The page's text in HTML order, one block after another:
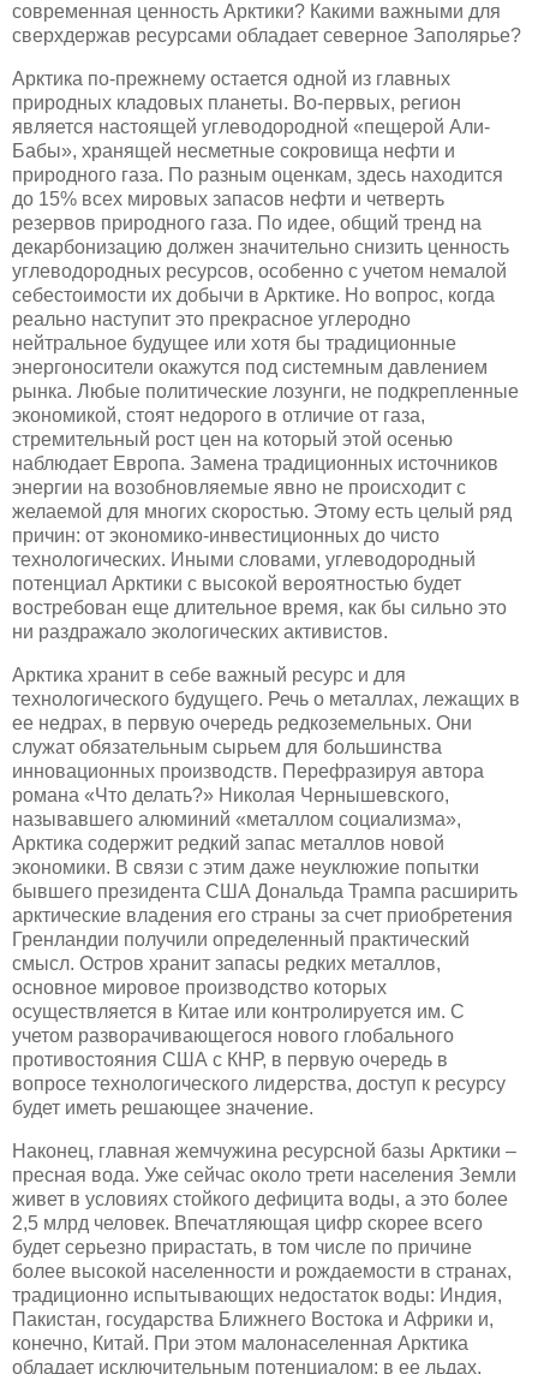
современная ценность Арктики? Какими важными для
сверхдержав ресурсами обладает северное Заполярье?
Арктика по-прежнему остается одной из главных
природных кладовых планеты. Во-первых, регион
является настоящей углеводородной «пещерой Али-
Бабы», хранящей несметные сокровища нефти и
природного газа. По разным оценкам, здесь находится
до 15% всех мировых запасов нефти и четверть
резервов природного газа. По идее, общий тренд на
декарбонизацию должен значительно снизить ценность
углеводородных ресурсов, особенно с учетом немалой
себестоимости их добычи в Арктике. Но вопрос, когда
реально наступит это прекрасное углеродно
нейтральное будущее или хотя бы традиционные
энергоносители окажутся под системным давлением
рынка. Любые политические лозунги, не подкрепленные
экономикой, стоят недорого в отличие от газа,
стремительный рост цен на который этой осенью
наблюдает Европа. Замена традиционных источников
энергии на возобновляемые явно не происходит с
желаемой для многих скоростью. Этому есть целый ряд
причин: от экономико-инвестиционных до чисто
технологических. Иными словами, углеводородный
потенциал Арктики с высокой вероятностью будет
востребован еще длительное время, как бы сильно это
ни раздражало экологических активистов.
Арктика хранит в себе важный ресурс и для
технологического будущего. Речь о металлах, лежащих в
ее недрах, в первую очередь редкоземельных. Они
служат обязательным сырьем для большинства
инновационных производств. Перефразируя автора
романа «Что делать?» Николая Чернышевского,
называвшего алюминий «металлом социализма»,
Арктика содержит редкий запас металлов новой
экономики. В связи с этим даже неуклюжие попытки
бывшего президента США Дональда Трампа расширить
арктические владения его страны за счет приобретения
Гренландии получили определенный практический
смысл. Остров хранит запасы редких металлов,
основное мировое производство которых
осуществляется в Китае или контролируется им. С
учетом разворачивающегося нового глобального
противостояния США с КНР, в первую очередь в
вопросе технологического лидерства, доступ к ресурсу
будет иметь решающее значение.
Наконец, главная жемчужина ресурсной базы Арктики –
пресная вода. Уже сейчас около трети населения Земли
живет в условиях стойкого дефицита воды, а это более
2,5 млрд человек. Впечатляющая цифр скорее всего
будет серьезно прирастать, в том числе по причине
более высокой населенности и рождаемости в странах,
традиционно испытывающих недостаток воды: Индия,
Пакистан, государства Ближнего Востока и Африки и,
конечно, Китай. При этом малонаселенная Арктика
обладает исключительным потенциалом: в ее льдах,